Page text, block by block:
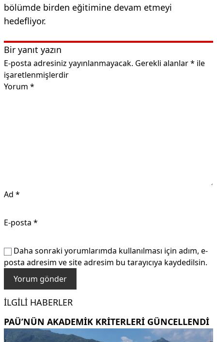
bölümde birden eğitimine devam etmeyi
hedefliyor.
Bir yanıt yazın
E-posta adresiniz yayınlanmayacak. Gerekli alanlar* ile
işaretlenmişlerdir
Yorum *
Ad *
E-posta *
Daha sonraki yorumlarımda kullanılması için adım, e-
posta adresim ve site adresim bu tarayıcıya kaydedilsin.
İLGILI HABERLER
PAÜ’NÜN AKADEMIK KRITERLERI GÜNCELLENDI